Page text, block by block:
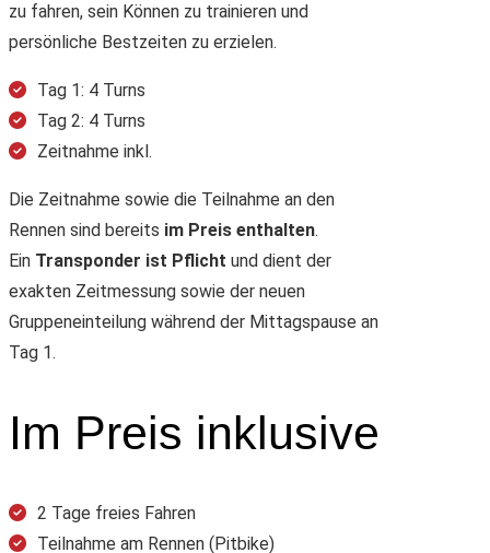
zu fahren, sein Können zu trainieren und
persönliche Bestzeiten zu erzielen.
Tag 1: 4 Turns
Tag 2: 4 Turns
Zeitnahme inkl.
Die Zeitnahme sowie die Teilnahme an den
Rennen sind bereits im Preis enthalten.
Ein Transponder ist Pflicht und dient der
exakten Zeitmessung sowie der neuen
Gruppeneinteilung während der Mittagspause an
Tag 1.
Im Preis inklusive
2 Tage freies Fahren
Teilnahme am Rennen (Pitbike)